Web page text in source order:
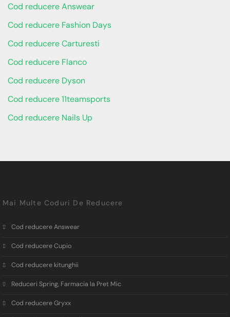
Cod reducere Answear
Cod reducere Fashion Days
Cod reducere Carturesti
Cod reducere Flanco
Cod reducere Dyson
Cod reducere 11teamsports
Cod reducere Nails Up
Mai Multe Coduri De Reducere
Cod reducere Answear
Cod reducere Cupio
Cod reducere kitunghii
Reduceri Spring, Farmacia la Pret Mic
Cod reducere Gryxx